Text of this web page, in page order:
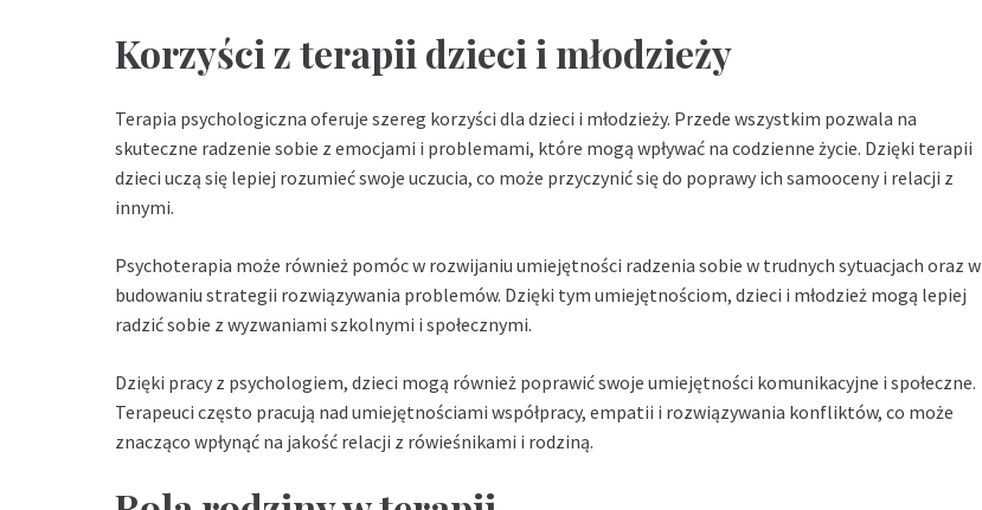
Korzyści z terapii dzieci i młodzieży
Terapia psychologiczna oferuje szereg korzyści dla dzieci i młodzieży. Przede wszystkim pozwala na
skuteczne radzenie sobie z emocjami i problemami, które mogą wpływać na codzienne życie. Dzięki terapii
dzieci uczą się lepiej rozumieć swoje uczucia, co może przyczynić się do poprawy ich samooceny i relacji z
innymi.
Psychoterapia może również pomóc w rozwijaniu umiejętności radzenia sobie w trudnych sytuacjach oraz w
budowaniu strategii rozwiązywania problemów. Dzięki tym umiejętnościom, dzieci i młodzież mogą lepiej
radzić sobie z wyzwaniami szkolnymi i społecznymi.
Dzięki pracy z psychologiem, dzieci mogą również poprawić swoje umiejętności komunikacyjne i społeczne.
Terapeuci często pracują nad umiejętnościami współpracy, empatii i rozwiązywania konfliktów, co może
znacząco wpłynąć na jakość relacji z rówieśnikami i rodziną.